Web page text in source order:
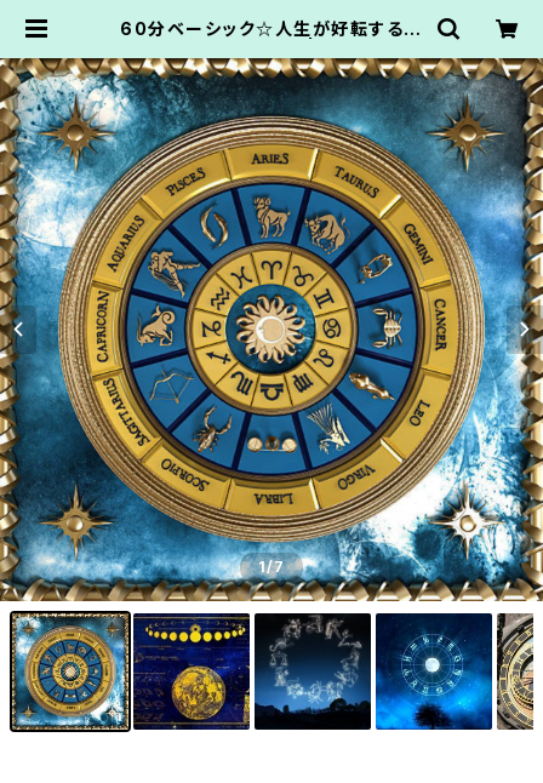
60分ベーシック☆人生が好転する星
nbancafe.かてなまゆ
1/7